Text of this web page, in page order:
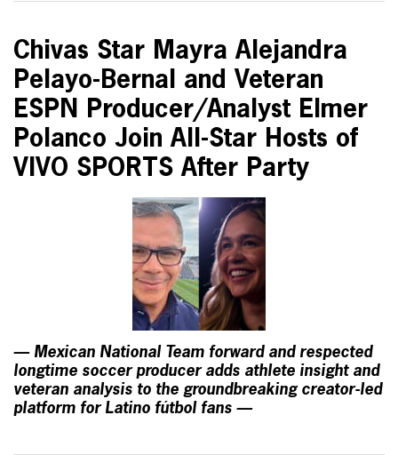
Chivas Star Mayra Alejandra
Pelayo-Bernal and Veteran
ESPN Producer/Analyst Elmer
Polanco Join All-Star Hosts of
VIVO SPORTS After Party
— Mexican National Team forward and respected
longtime soccer producer adds athlete insight and
veteran analysis to the groundbreaking creator-led
platform for Latino fútbol fans —